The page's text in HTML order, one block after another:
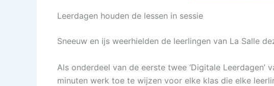
Leerdagen houden de lessen in sessie
Sneeuw en ijs weerhielden de leerlingen van La Salle
Als onderdeel van de eerste twee ‘Digitale
minuten werk toe te wijzen voor elke klas die elke